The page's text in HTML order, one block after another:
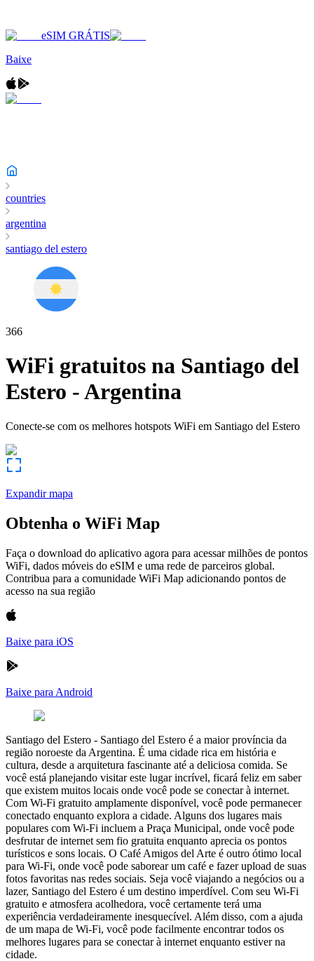
eSIM GRÁTIS
Baixe
countries
argentina
santiago del estero
366
WiFi gratuitos na Santiago del
Estero -Argentina
Conecte-se com os melhores hotspots WiFi em Santiago del Estero
Expandir mapa
Obtenha o WiFi Map
Faça o download do aplicativo agora para acessar milhões de pontos
WiFi, dados móveis do eSIM e uma rede de parceiros global.
Contribua para a comunidade WiFi Map adicionando pontos de
acesso na sua região
Baixe para iOS
Baixe para Android
Santiago del Estero - Santiago del Estero é a maior província da
região noroeste da Argentina. É uma cidade rica em história e
cultura, desde a arquitetura fascinante até a deliciosa comida. Se
você está planejando visitar este lugar incrível, ficará feliz em saber
que existem muitos locais onde você pode se conectar à internet.
Com Wi-Fi gratuito amplamente disponível, você pode permanecer
conectado enquanto explora a cidade. Alguns dos lugares mais
populares com Wi-Fi incluem a Praça Municipal, onde você pode
desfrutar de internet sem fio gratuita enquanto aprecia os pontos
turísticos e sons locais. O Café Amigos del Arte é outro ótimo local
para Wi-Fi, onde você pode saborear um café e fazer upload de suas
fotos favoritas nas redes sociais. Seja você viajando a negócios ou a
lazer, Santiago del Estero é um destino imperdível. Com seu Wi-Fi
gratuito e atmosfera acolhedora, você certamente terá uma
experiência verdadeiramente inesquecível. Além disso, com a ajuda
de um mapa de Wi-Fi, você pode facilmente encontrar todos os
melhores lugares para se conectar à internet enquanto estiver na
cidade.